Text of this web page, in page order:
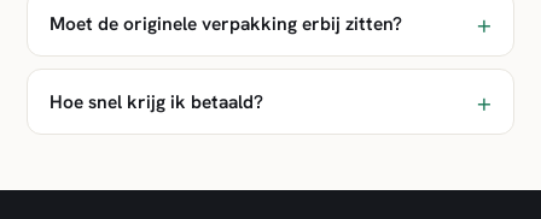
Moet de originele verpakking erbij zitten?
Hoe snel krijg ik betaald?